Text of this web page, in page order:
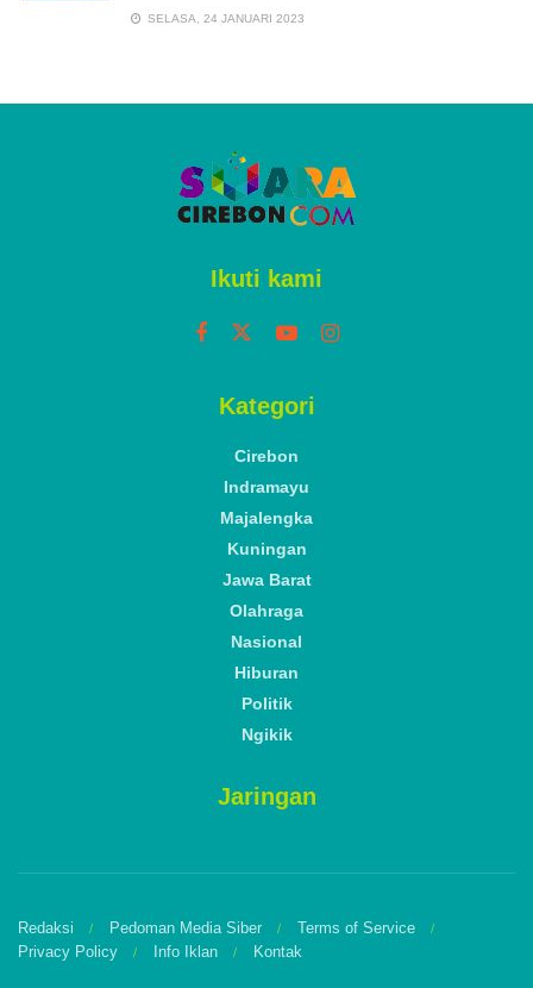
SELASA, 24 JANUARI 2023
Ikuti kami
Kategori
Cirebon
Indramayu
Majalengka
Kuningan
Jawa Barat
Olahraga
Nasional
Hiburan
Politik
Ngikik
Jaringan
Redaksi Pedoman Media Siber
Terms of Service
Privacy Policy
Info Iklan Kontak